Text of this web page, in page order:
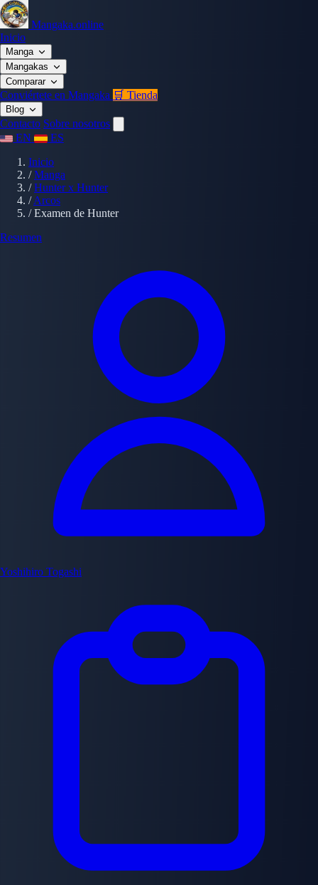
Mangaka.online
Inicio
Manga
Mangakas
Comparar
Conviértete en Mangaka 🛒 Tienda
Blog
Contacto Sobre nosotros
EN
ES
Inicio
/ Manga
/ Hunter x Hunter
/ Arcos
/ Examen de Hunter
Resumen
Yoshihiro Togashi